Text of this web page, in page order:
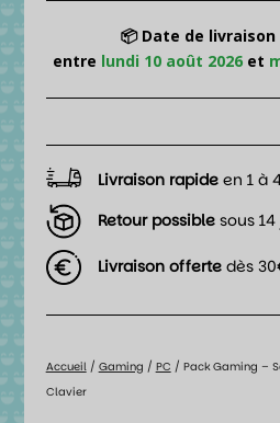
📦 Date de
entre lundi 10 août 2026 et
Livraison rapide en 1 à
Retour possible sous
Livraison offerte dès
Accueil/ Gaming / PC / Pack Gaming –
Clavier